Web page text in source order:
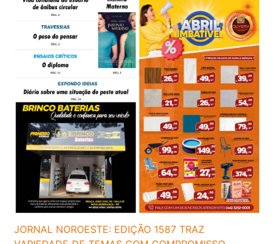
JORNAL NOROESTE: EDIÇÃO 1587 TRAZ